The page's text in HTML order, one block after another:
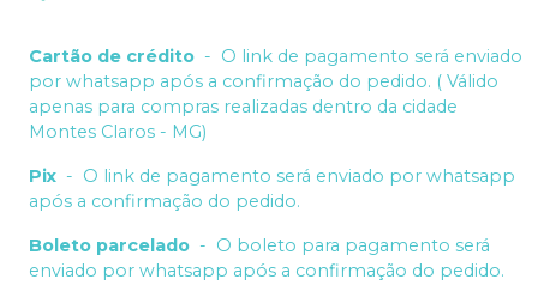
Cartão de crédito - O link de pagamento será enviado
por whatsapp após a confirmação do pedido. ( Válido
apenas para compras realizadas dentro da cidade
Montes Claros - MG)
Pix - O link de pagamento será enviado por whatsapp
após a confirmação do pedido.
Boleto parcelado - O boleto para pagamento será
enviado por whatsapp após a confirmação do pedido.